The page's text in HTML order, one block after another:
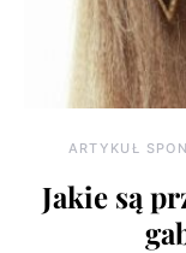
ARTYKUŁ
Jakie są